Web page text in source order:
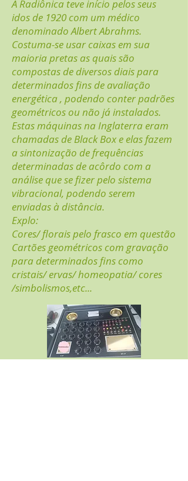
A Radiônica teve início pelos seus
idos de 1920 com um médico
denominado Albert Abrahms.
Costuma-se usar caixas em sua
maioria pretas as quais são
compostas de diversos diais para
determinados fins de avaliação
energética , podendo conter padrões
geométricos ou não já instalados.
Estas máquinas na Inglaterra eram
chamadas de Black Box e elas fazem
a sintonização de frequências
determinadas de acôrdo com a
análise que se fizer pelo sistema
vibracional, podendo serem
enviadas à distância.
Explo:
Cores/ florais pelo frasco em questão
Cartões geométricos com gravação
para determinados fins como
cristais/ ervas/ homeopatia/ cores
/simbolismos,etc...